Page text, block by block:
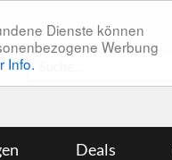
Dienste können
Werbung
Info.
Deals